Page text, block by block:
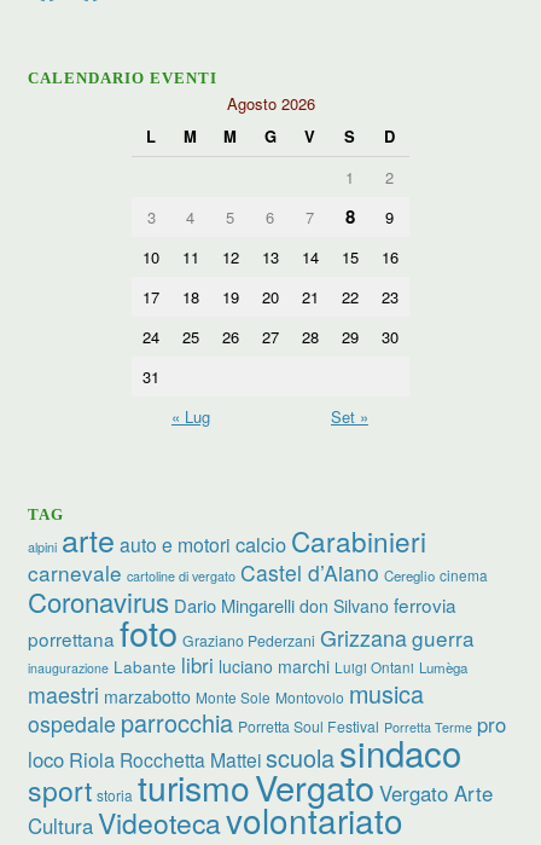
CALENDARIO EVENTI
Agosto 2026
L
M M G V S
D
1
2
3
4 5 6 7 8
9
10
11 12 13 14 15
16
17
18 19 20 21 22
23
24
25 26 27 28 29
30
31
« Lug
Set »
TAG
alpini arte auto e motori calcio Carabinieri
carnevale cartoline di vergato Castel d’Aiano Cereglio cinema
Coronavirus Dario Mingarelli don Silvano ferrovia
porrettana foto Graziano Pederzani Grizzanaguerra
inaugurazione Labante libri luciano marchi Luigi Ontani Lumèga
maestri marzabotto Monte Sole Montovolo musica
ospedale parrocchia Porretta Soul Festival Porretta Terme pro
loco Riola Rocchetta Matteiscuolasindaco
sport storia turismoVergato Vergato Arte
CulturaVideotecavolontariato